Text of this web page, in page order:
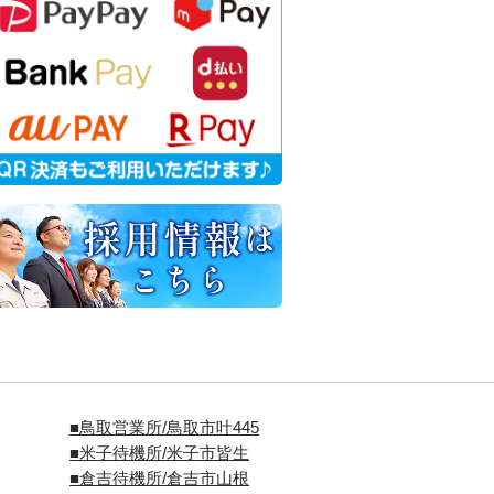
■鳥取営業所/鳥取市叶445
■米子待機所/米子市皆生
■倉吉待機所/倉吉市山根